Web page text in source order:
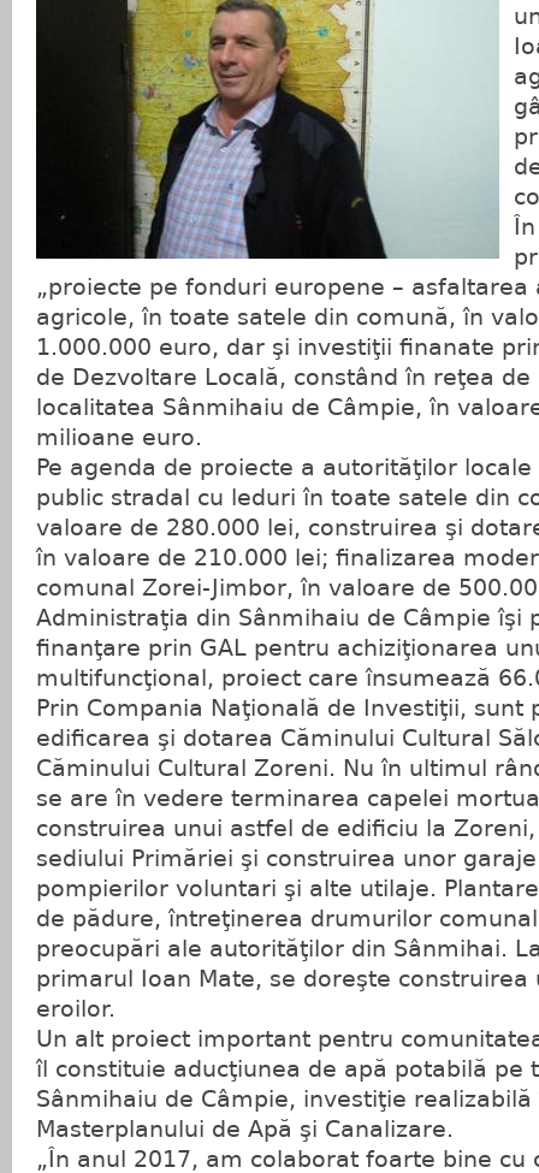
„proiecte pe fonduri europene –
agricole, în toate satele din comună, în
1.000.000 euro, dar şi investiţii finanate
de Dezvoltare Locală, constând în reţea de
localitatea Sânmihaiu de Câmpie, în
milioane euro.
Pe agenda de proiecte a autorităţilor
public stradal cu leduri în toate satele din
valoare de 280.000 lei, construirea şi
în valoare de 210.000 lei; finalizarea
comunal Zorei-Jimbor, în valoare de
Administraţia din Sânmihaiu de Câmpie îşi
finanţare prin GAL pentru achiziţionarea
multifuncţional, proiect care însumează
Prin Compania Naţională de Investiţii, sunt
edificarea şi dotarea Căminului Cultural
Căminului Cultural Zoreni. Nu în ultimul
se are în vedere terminarea capelei
construirea unui astfel de edificiu la
sediului Primăriei şi construirea unor
pompierilor voluntari şi alte utilaje.
de pădure, întreţinerea drumurilor
preocupări ale autorităţilor din Sânmihai.
primarul Ioan Mate, se doreşte
eroilor.
Un alt proiect important pentru
îl constituie aducţiunea de apă potabilă pe
Sânmihaiu de Câmpie, investiţie
Masterplanului de Apă şi Canalizare.
„În anul 2017, am colaborat foarte bine cu